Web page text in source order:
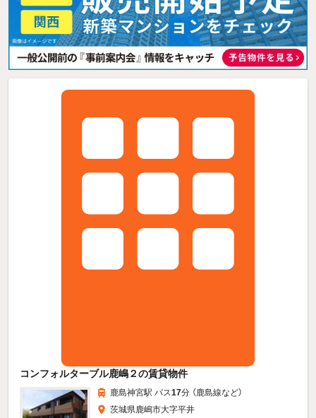
コンフォルターブル鹿嶋２の賃貸物件
鹿島神宮駅 バス17分 （鹿島線など）
茨城県鹿嶋市大字平井